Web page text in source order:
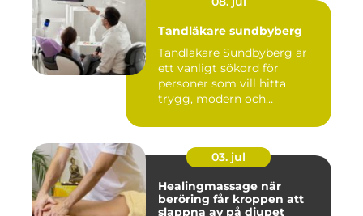
Tandläkare sundbyberg
Tandläkare Sundbyberg är
ett vanligt sökord för
personer som vill hitta
trygg, modern och
03. jul
Healingmassage när
beröring får kroppen att
slappna av på djupet